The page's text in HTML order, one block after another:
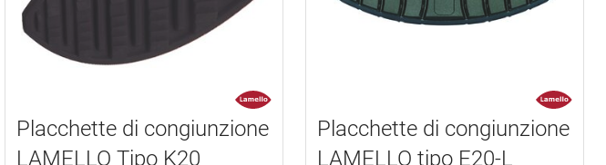
Placchette di congiunzione
LAMELLO Tipo K20
Placchette di congiunzione
LAMELLO tipo E20-L